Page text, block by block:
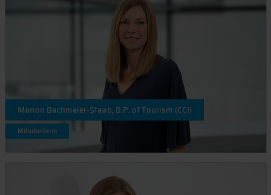
Marion Bachmeier-Staab, B.P. of Tourism (CCI)
Mitarbeiterin